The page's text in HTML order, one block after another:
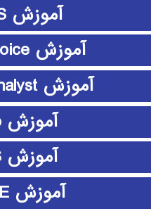
آموزش ETABS
آموزش expert choice
آموزش Frontier Analyst
آموزش github
آموزش HFSS
آموزش HSPICE